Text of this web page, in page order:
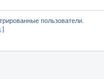
пользователи.
]